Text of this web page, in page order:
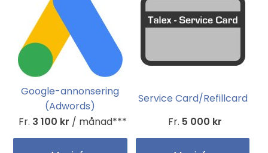
Google-annonsering
(Adwords)
Fr. 3 100 kr / månad***
Service Card/Refillcard
Fr. 5 000 kr